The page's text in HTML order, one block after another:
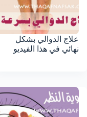
علاج الدوالي بشكل
نهائي في هذا الفيديو